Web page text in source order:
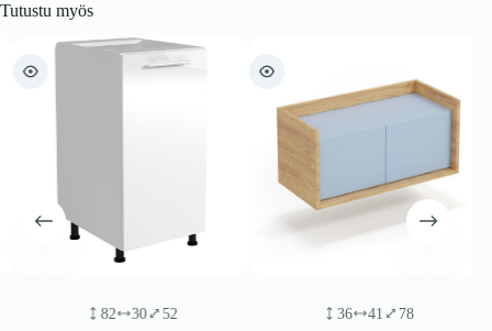
Tutustu myös
82 30 52 36 41 78